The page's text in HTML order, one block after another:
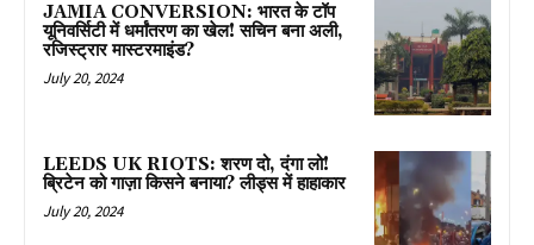
JAMIA CONVERSION: भारत के टॉप
यूनिवर्सिटी में धर्मांतरण का खेल! सचिन बना अली,
रजिस्ट्रार मास्टरमाइंड?
July 20, 2024
LEEDS UK RIOTS: शरण दो, दंगा लो!
ब्रिटेन को गाज़ा किसने बनाया? लीड्स में हाहाकार
July 20, 2024